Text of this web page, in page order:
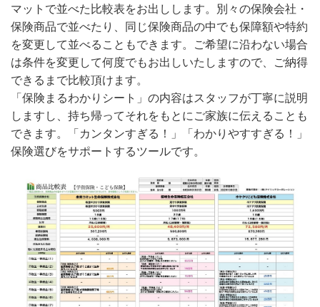
マットで並べた比較表をお出しします。別々の保険会社・
保険商品で並べたり、同じ保険商品の中でも保障額や特約
を変更して並べることもできます。ご希望に沿わない場合
は条件を変更して何度でもお出しいたしますので、ご納得
できるまで比較頂けます。
「保険まるわかりシート」の内容はスタッフが丁寧に説明
しますし、持ち帰ってそれをもとにご家族に伝えることも
できます。「カンタンすぎる！」「わかりやすすぎる！」
保険選びをサポートするツールです。